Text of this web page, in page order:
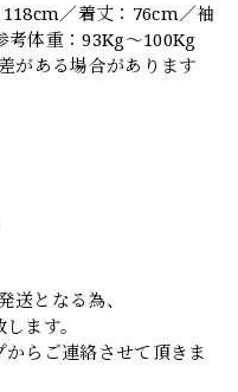
／着丈：76cm／袖
体重：93Kg～100Kg
がある場合があります
送となる為、
ます。
らご連絡させて頂きま